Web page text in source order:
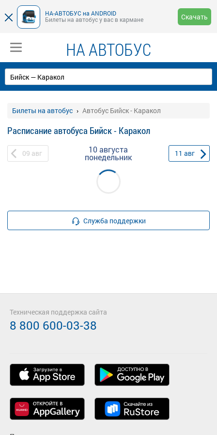
НА-АВТОБУС на ANDROID
Билеты на автобус у вас в кармане
Скачать
НА АВТОБУС
Билеты на автобус Автобус Бийск - Каракол
Расписание автобуса Бийск - Каракол
09 авг 10 августа
понедельник 11 авг
Служба поддержки
Техническая поддержка сайта
8 800 600-03-38